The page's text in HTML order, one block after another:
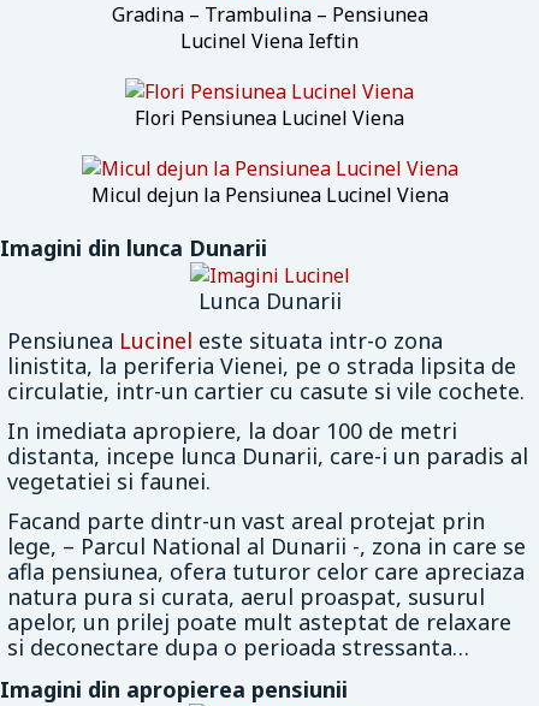
Gradina – Trambulina – Pensiunea
Lucinel Viena Ieftin
Flori Pensiunea Lucinel Viena
Micul dejun la Pensiunea Lucinel Viena
Imagini din lunca Dunarii
Lunca Dunarii
Pensiunea Lucinel este situata intr-o zona
linistita, la periferia Vienei, pe o strada lipsita de
circulatie, intr-un cartier cu casute si vile cochete.
In imediata apropiere, la doar 100 de metri
distanta, incepe lunca Dunarii, care-i un paradis al
vegetatiei si faunei.
Facand parte dintr-un vast areal protejat prin
lege, – Parcul National al Dunarii -, zona in care se
afla pensiunea, ofera tuturor celor care apreciaza
natura pura si curata, aerul proaspat, susurul
apelor, un prilej poate mult asteptat de relaxare
si deconectare dupa o perioada stressanta…
Imagini din apropierea pensiunii